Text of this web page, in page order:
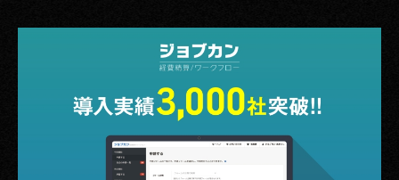
出版メディア
美少女図鑑
イベント
タテドラ
RECRUIT